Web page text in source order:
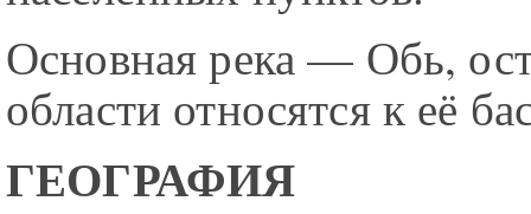
Основная река — Обь,
области относятся к её
ГЕОГРАФИЯ